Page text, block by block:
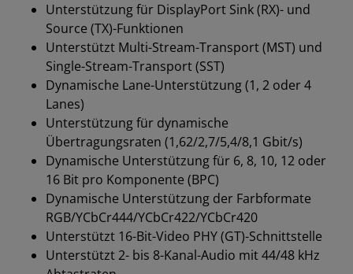
Unterstützung für DisplayPort Sink (RX)- und
Source (TX)-Funktionen
Unterstützt Multi-Stream-Transport (MST) und
Single-Stream-Transport (SST)
Dynamische Lane-Unterstützung (1, 2 oder 4
Lanes)
Unterstützung für dynamische
Übertragungsraten (1,62/2,7/5,4/8,1 Gbit/s)
Dynamische Unterstützung für 6, 8, 10, 12 oder
16 Bit pro Komponente (BPC)
Dynamische Unterstützung der Farbformate
RGB/YCbCr444/YCbCr422/YCbCr420
Unterstützt 16-Bit-Video PHY (GT)-Schnittstelle
Unterstützt 2- bis 8-Kanal-Audio mit 44/48 kHz